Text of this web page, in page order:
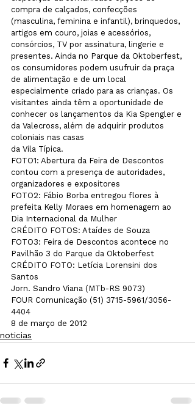
compra de calçados, confecções
(masculina, feminina e infantil), brinquedos,
artigos em couro, joias e acessórios,
consórcios, TV por assinatura, lingerie e
presentes. Ainda no Parque da Oktoberfest,
os consumidores podem usufruir da praça
de alimentação e de um local
especialmente criado para as crianças. Os
visitantes ainda têm a oportunidade de
conhecer os lançamentos da Kia Spengler e
da Valecross, além de adquirir produtos
coloniais nas casas
da Vila Típica.
FOTO1: Abertura da Feira de Descontos
contou com a presença de autoridades,
organizadores e expositores
FOTO2: Fábio Borba entregou flores à
prefeita Kelly Moraes em homenagem ao
Dia Internacional da Mulher
CRÉDITO FOTOS: Ataídes de Souza
FOTO3: Feira de Descontos acontece no
Pavilhão 3 do Parque da Oktoberfest
CRÉDITO FOTO: Letícia Lorensini dos
Santos
Jorn. Sandro Viana (MTb-RS 9073)
FOUR Comunicação (51) 3715-5961/3056-
4404
8 de março de 2012
noticias